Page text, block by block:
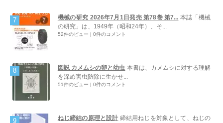
機械の研究 2026年7月1日発売 第78巻 第7... 本誌「機械
の研究」は、1949年（昭和24年）、そ...
52件のビュー | 0件のコメント
図説 カメムシの卵と幼虫 本書は、カメムシに対する理解
を深め害虫防除に生かせ...
51件のビュー | 0件のコメント
ねじ締結の原理と設計 締結用ねじを対象として、ねじの